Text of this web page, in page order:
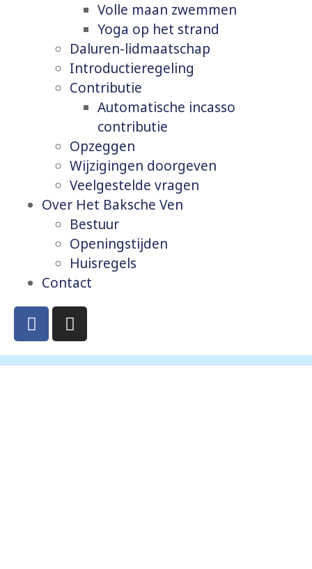
Volle maan zwemmen
Yoga op het strand
Daluren-lidmaatschap
Introductieregeling
Contributie
Automatische incasso
contributie
Opzeggen
Wijzigingen doorgeven
Veelgestelde vragen
Over Het Baksche Ven
Bestuur
Openingstijden
Huisregels
Contact